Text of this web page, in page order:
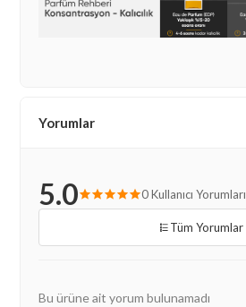
Yorumlar
5.0 0 Kullanıcı Yorumları
Tüm Yorumlar
Bu ürüne ait yorum bulunamadı